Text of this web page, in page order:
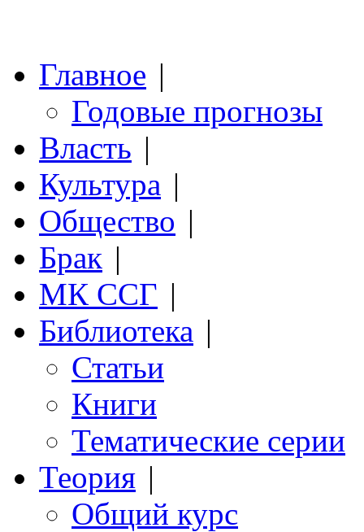
Главное |
Годовые прогнозы
Власть |
Культура |
Общество |
Брак |
МК ССГ |
Библиотека |
Статьи
Книги
Тематические серии
Теория |
Общий курс